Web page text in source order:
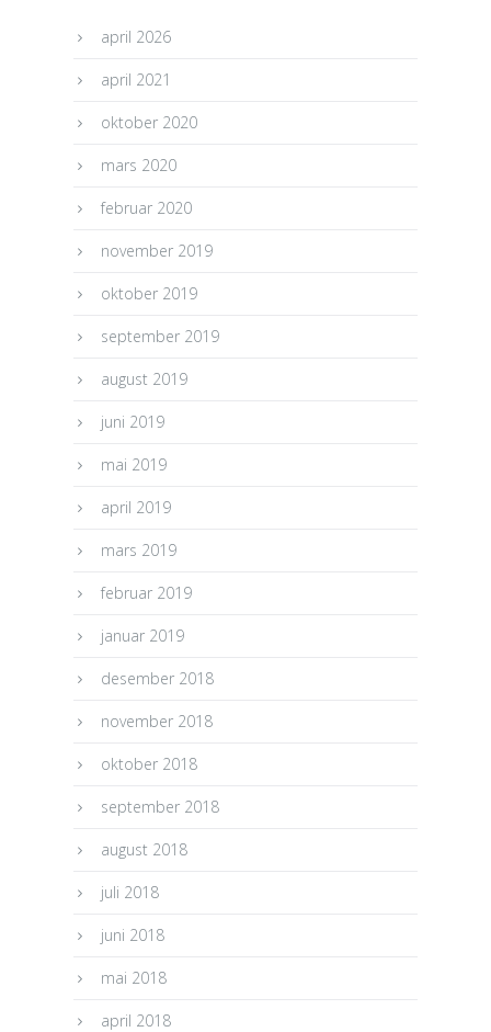
april 2026
april 2021
oktober 2020
mars 2020
februar 2020
november 2019
oktober 2019
september 2019
august 2019
juni 2019
mai 2019
april 2019
mars 2019
februar 2019
januar 2019
desember 2018
november 2018
oktober 2018
september 2018
august 2018
juli 2018
juni 2018
mai 2018
april 2018